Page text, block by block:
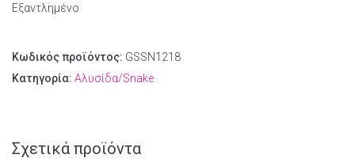
Εξαντλημένο
Κωδικός προϊόντος: GSSN1218
Κατηγορία: Αλυσίδα/Snake
Σχετικά προϊόντα